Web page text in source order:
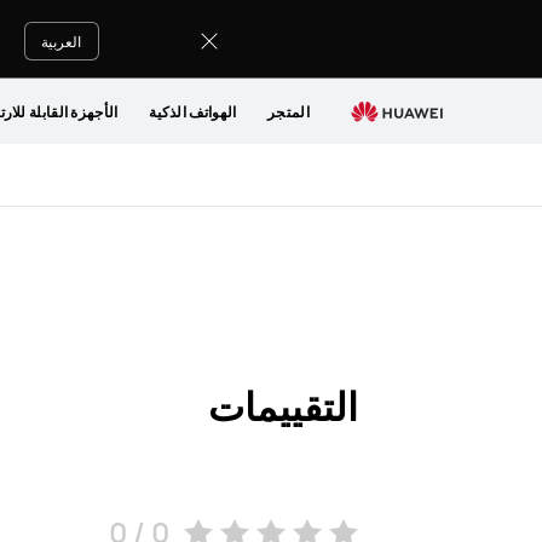
العربية
المتجر الهواتف الذكية الأجهزة القابلة
التقييمات
0 / 0